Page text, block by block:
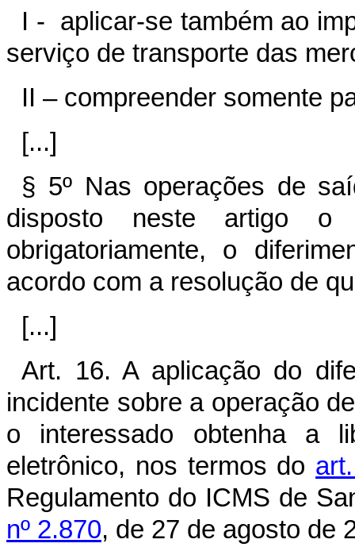
I - aplicar-se também ao
serviço de transporte das
II – compreender somente
[...]
§ 5º Nas operações de
disposto neste artigo o
obrigatoriamente, o
acordo com a resolução de
[...]
Art. 16. A aplicação do
incidente sobre a operação
o interessado obtenha a
eletrônico, nos termos do
Regulamento do ICMS de
nº 2.870, de 27 de agosto de